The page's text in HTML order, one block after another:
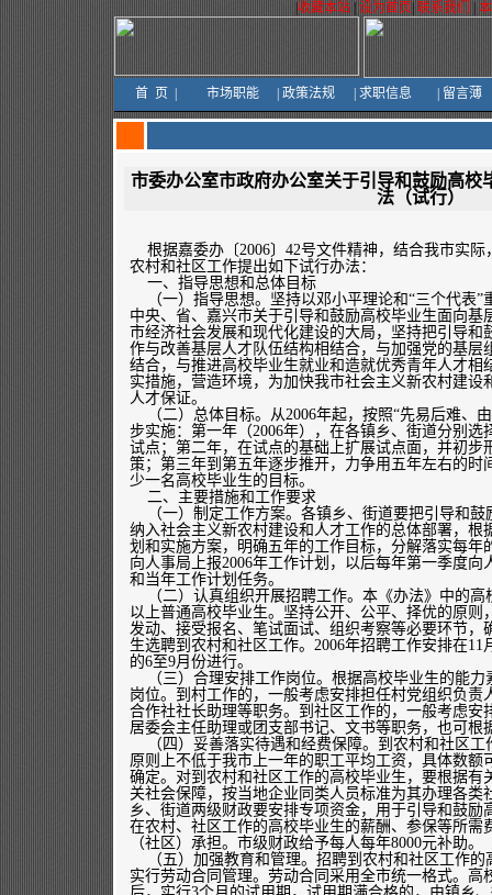
收藏本站 设为首页 联系我们
首 页 市场职能 政策法规 求职信息 留言薄
市委办公室市政府办公室关于引导和鼓励高校
法（试行）
根据嘉委办〔2006〕42号文件精神，结合我市实际
农村和社区工作提出如下试行办法：
一、指导思想和总体目标
（一）指导思想。坚持以邓小平理论和“三个代表”
中央、省、嘉兴市关于引导和鼓励高校毕业生面向基
市经济社会发展和现代化建设的大局，坚持把引导和
作与改善基层人才队伍结构相结合，与加强党的基层
结合，与推进高校毕业生就业和造就优秀青年人才相
实措施，营造环境，为加快我市社会主义新农村建设
人才保证。
（二）总体目标。从2006年起，按照“先易后难、
步实施：第一年（2006年），在各镇乡、街道分别
试点；第二年，在试点的基础上扩展试点面，并初步
策；第三年到第五年逐步推开，力争用五年左右的时
少一名高校毕业生的目标。
二、主要措施和工作要求
（一）制定工作方案。各镇乡、街道要把引导和鼓
纳入社会主义新农村建设和人才工作的总体部署，根
划和实施方案，明确五年的工作目标，分解落实每年
向人事局上报2006年工作计划，以后每年第一季度
和当年工作计划任务。
（二）认真组织开展招聘工作。本《办法》中的高
以上普通高校毕业生。坚持公开、公平、择优的原则
发动、接受报名、笔试面试、组织考察等必要环节，
生选聘到农村和社区工作。2006年招聘工作安排在
的6至9月份进行。
（三）合理安排工作岗位。根据高校毕业生的能力
岗位。到村工作的，一般考虑安排担任村党组织负责
合作社社长助理等职务。到社区工作的，一般考虑安
居委会主任助理或团支部书记、文书等职务，也可根
（四）妥善落实待遇和经费保障。到农村和社区工
原则上不低于我市上一年的职工平均工资，具体数额
确定。对到农村和社区工作的高校毕业生，要根据有
关社会保障，按当地企业同类人员标准为其办理各类
乡、街道两级财政要安排专项资金，用于引导和鼓励
在农村、社区工作的高校毕业生的薪酬、参保等所需
（社区）承担。市级财政给予每人每年8000元补助。
（五）加强教育和管理。招聘到农村和社区工作的
实行劳动合同管理。劳动合同采用全市统一格式。高